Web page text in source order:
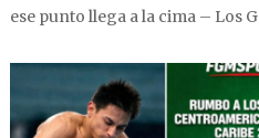
ese punto llega a la cima – Los